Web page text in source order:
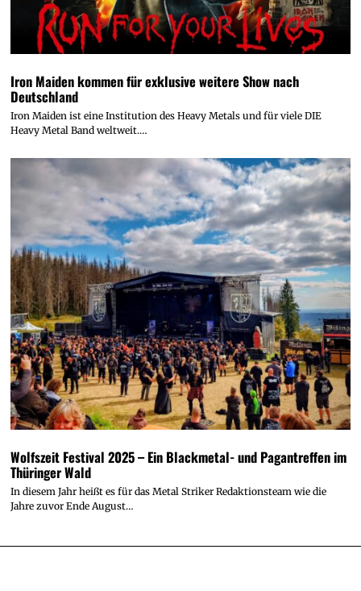
Iron Maiden kommen für exklusive weitere Show nach
Deutschland
Iron Maiden ist eine Institution des Heavy Metals und für viele DIE
Heavy Metal Band weltweit.…
Wolfszeit Festival 2025 – Ein Blackmetal- und Pagantreffen im
Thüringer Wald
In diesem Jahr heißt es für das Metal Striker Redaktionsteam wie die
Jahre zuvor Ende August…